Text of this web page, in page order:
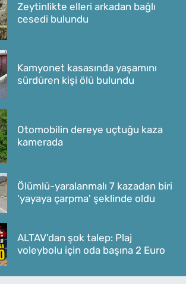
Zeytinlikte elleri arkadan bağlı
cesedi bulundu
Kamyonet kasasında yaşamını
sürdüren kişi ölü bulundu
Otomobilin dereye uçtuğu kaza
kamerada
Ölümlü-yaralanmalı 7 kazadan biri
'yayaya çarpma' şeklinde oldu
ALTAV’dan şok talep: Plaj
voleybolu için oda başına 2 Euro